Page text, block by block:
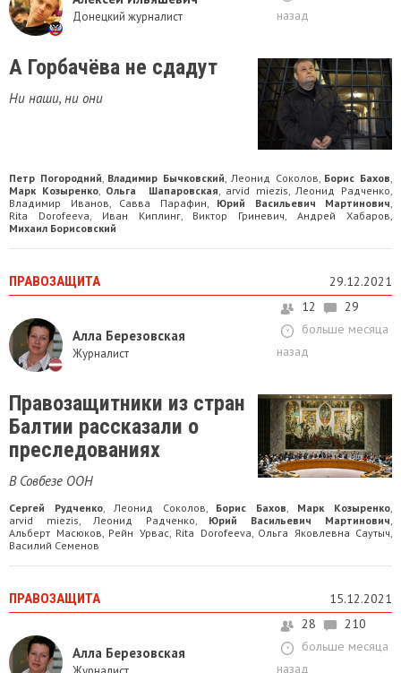
Донецкий журналист
назад
А Горбачёва не сдадут
Ни наши, ни они
Петр Погородний, Владимир Бычковский, Леонид Соколов, Борис Бахов,
Марк Козыренко, Ольга Шапаровская, arvid miezis, Леонид Радченко,
Владимир Иванов, Савва Парафин, Юрий Васильевич Мартинович,
Rita Dorofeeva, Иван Киплинг, Виктор Гриневич, Андрей Хабаров,
Михаил Борисовский
ПРАВОЗАЩИТА 29.12.2021
Алла Березовская
Журналист
12
29
больше месяца
назад
Правозащитники из стран
Балтии рассказали о
преследованиях
В Совбезе ООН
Сергей Рудченко, Леонид Соколов, Борис Бахов, Марк Козыренко,
arvid miezis, Леонид Радченко, Юрий Васильевич Мартинович,
Альберт Масюков, Рейн Урвас, Rita Dorofeeva, Ольга Яковлевна Саутыч,
Василий Семенов
ПРАВОЗАЩИТА 15.12.2021
Алла Березовская
28
210
больше месяца
назад